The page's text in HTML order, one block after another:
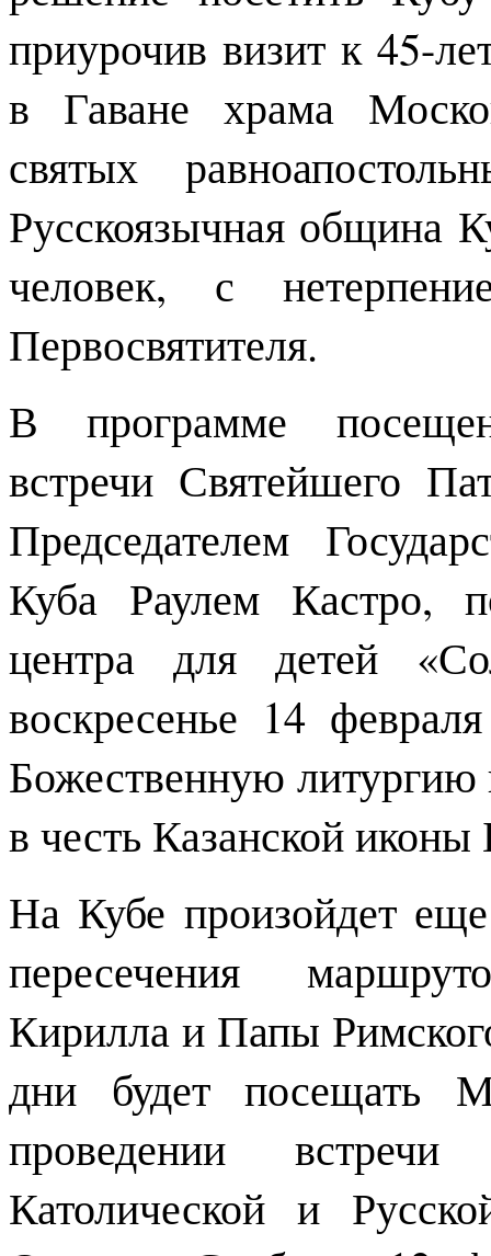
приурочив визит к 45-
в Гаване храма
святых
Русскоязычная община
человек, с
Первосвятителя.
В программе
встречи Святейшего
Председателем
Куба Раулем Кастро,
центра для детей
воскресенье 14
Божественную литургию
в честь Казанской
На Кубе произойдет
пересечения
Кирилла и Папы
дни будет посещать
проведении
Католической и